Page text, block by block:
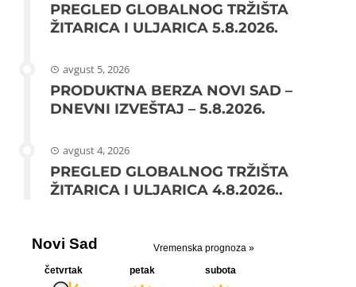
PREGLED GLOBALNOG TRŽIŠTA
ŽITARICA I ULJARICA 5.8.2026.
avgust 5, 2026
PRODUKTNA BERZA NOVI SAD –
DNEVNI IZVEŠTAJ – 5.8.2026.
avgust 4, 2026
PREGLED GLOBALNOG TRŽIŠTA
ŽITARICA I ULJARICA 4.8.2026..